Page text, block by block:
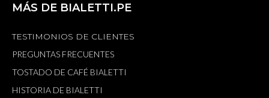
MÁS DE BIALETTI.PE
TESTIMONIOS DE CLIENTES
PREGUNTAS FRECUENTES
TOSTADO DE CAFÉ BIALETTI
HISTORIA DE BIALETTI